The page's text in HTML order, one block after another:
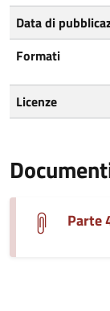
Data di
Formati
Licenze
Parte